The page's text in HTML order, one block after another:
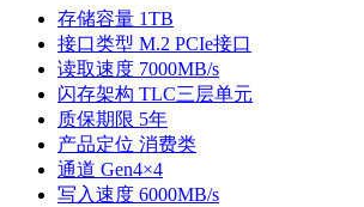
存储容量 1TB
接口类型 M.2 PCIe接口
读取速度 7000MB/s
闪存架构 TLC三层单元
质保期限 5年
产品定位 消费类
通道 Gen4×4
写入速度 6000MB/s